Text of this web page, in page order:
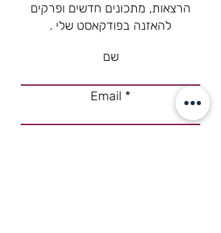
הרצאות, מתכונים חדשים ופרקים
להאזנה בפודקאסט שלי .
שם
Email